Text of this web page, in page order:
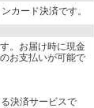
カード決済です。
。お届け時に現金
お支払いが可能で
る決済サービスで